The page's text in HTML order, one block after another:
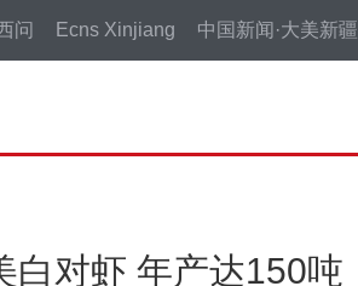
问 Ecns Xinjiang 中国新闻·大美新疆
白对虾 年产达150吨